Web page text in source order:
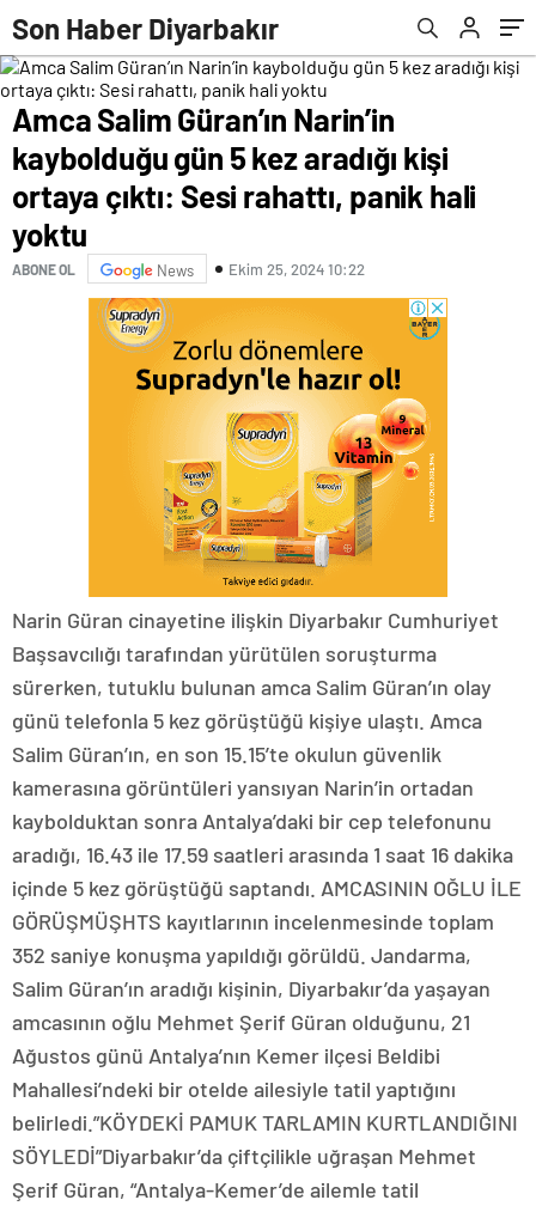
Son Haber Diyarbakır
Amca Salim Güran’ın Narin’in
kaybolduğu gün 5 kez aradığı kişi
ortaya çıktı: Sesi rahattı, panik hali
yoktu
ABONE OL News Ekim 25, 2024 10:22
Narin Güran cinayetine ilişkin Diyarbakır Cumhuriyet
Başsavcılığı tarafından yürütülen soruşturma
sürerken, tutuklu bulunan amca Salim Güran’ın olay
günü telefonla 5 kez görüştüğü kişiye ulaştı. Amca
Salim Güran’ın, en son 15.15’te okulun güvenlik
kamerasına görüntüleri yansıyan Narin’in ortadan
kaybolduktan sonra Antalya’daki bir cep telefonunu
aradığı, 16.43 ile 17.59 saatleri arasında 1 saat 16 dakika
içinde 5 kez görüştüğü saptandı. AMCASININ OĞLU İLE
GÖRÜŞMÜŞHTS kayıtlarının incelenmesinde toplam
352 saniye konuşma yapıldığı görüldü. Jandarma,
Salim Güran’ın aradığı kişinin, Diyarbakır’da yaşayan
amcasının oğlu Mehmet Şerif Güran olduğunu, 21
Ağustos günü Antalya’nın Kemer ilçesi Beldibi
Mahallesi’ndeki bir otelde ailesiyle tatil yaptığını
belirledi.”KÖYDEKİ PAMUK TARLAMIN KURTLANDIĞINI
SÖYLEDİ”Diyarbakır’da çiftçilikle uğraşan Mehmet
Şerif Güran, “Antalya-Kemer’de ailemle tatil